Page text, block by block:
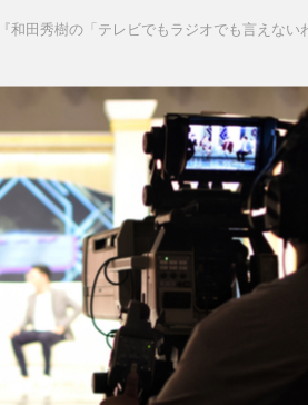
『和田秀樹の「テレビでもラジオでも言えない